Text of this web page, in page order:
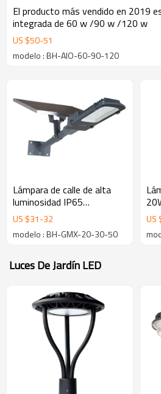
El producto más vendido en 2019
integrada de 60 w /90 w /120 w
US $50-51
modelo : BH-AIO-60-90-120
Lámpara de calle de alta
luminosidad IP65
resistente al agua de
20w/30w/50w LED
US $31-32
modelo : BH-GMX-20-30-50
US
Luces De Jardín LED